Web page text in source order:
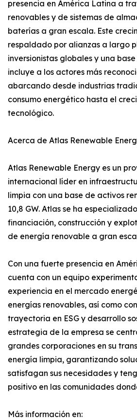
presencia en América Latina a
renovables y de sistemas de
baterías a gran escala. Este
respaldado por alianzas a largo
inversionistas globales y una
incluye a los actores más
abarcando desde industrias
consumo energético hasta el
tecnológico.
Acerca de Atlas Renewable
Atlas Renewable Energy es un
internacional líder en
limpia con una base de activos
10,8 GW. Atlas se ha
financiación, construcción y
de energía renovable a gran
Con una fuerte presencia en
cuenta con un equipo
experiencia en el mercado
energías renovables, así como
trayectoria en ESG y desarrollo
estrategia de la empresa se
grandes corporaciones en su
energía limpia, garantizando
satisfagan sus necesidades y
positivo en las comunidades
Más información en: